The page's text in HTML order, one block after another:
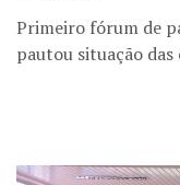
Primeiro fórum de
pautou situação das